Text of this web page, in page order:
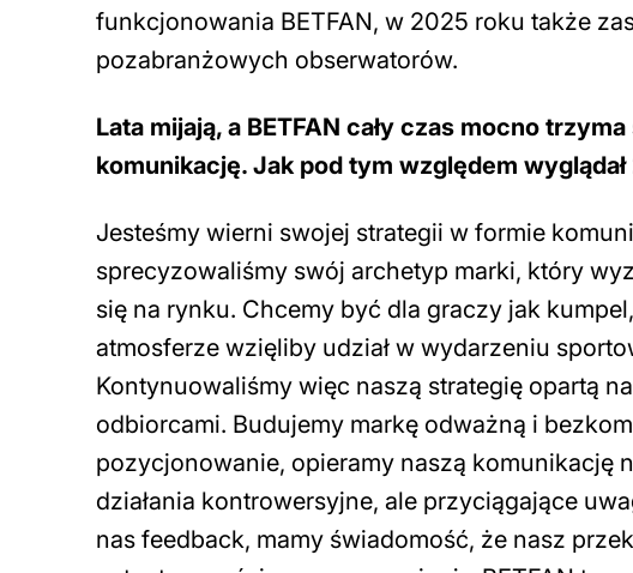
funkcjonowania BETFAN, w 2025 roku także
pozabranżowych obserwatorów.
Lata mijają, a BETFAN cały czas mocno
komunikację. Jak pod tym względem
Jesteśmy wierni swojej strategii w formie
sprecyzowaliśmy swój archetyp marki, który
się na rynku. Chcemy być dla graczy jak
atmosferze wzięliby udział w wydarzeniu
Kontynuowaliśmy więc naszą strategię opartą
odbiorcami. Budujemy markę odważną i
pozycjonowanie, opieramy naszą komunikację
działania kontrowersyjne, ale przyciągające
nas feedback, mamy świadomość, że nasz